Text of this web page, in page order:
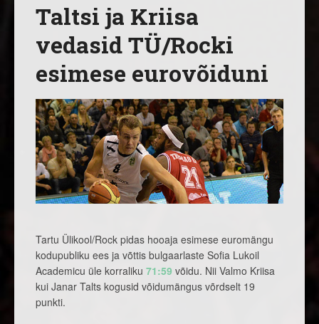
Taltsi ja Kriisa
vedasid TÜ/Rocki
esimese eurovõiduni
Tartu Ülikool/Rock pidas hooaja esimese euromängu
kodupubliku ees ja võttis bulgaarlaste Sofia Lukoil
Academicu üle korraliku 71:59 võidu. Nii Valmo Kriisa
kui Janar Talts kogusid võidumängus võrdselt 19
punkti.